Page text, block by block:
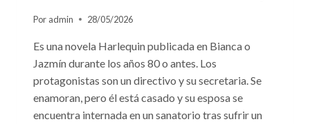
Por admin 28/05/2026
Es una novela Harlequin publicada en Bianca o
Jazmín durante los años 80 o antes. Los
protagonistas son un directivo y su secretaria. Se
enamoran, pero él está casado y su esposa se
encuentra internada en un sanatorio tras sufrir un